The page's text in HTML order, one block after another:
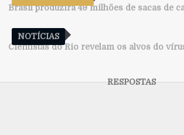
Brasil produzirá 49 milhões de sacas de
NOTÍCIAS
Cientistas do Rio revelam os alvos do